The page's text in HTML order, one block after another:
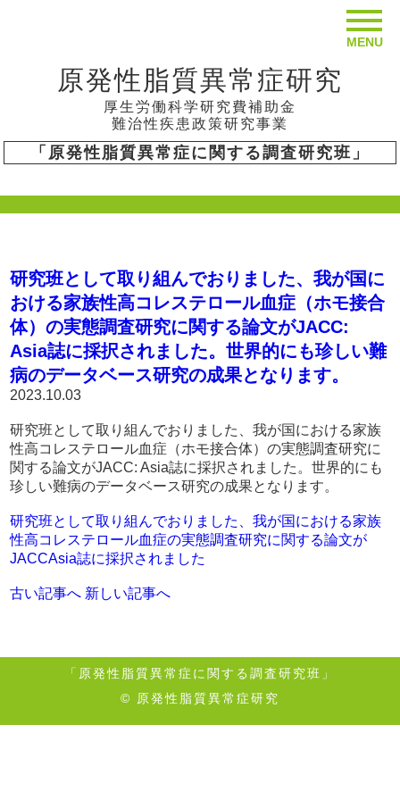
MENU
原発性脂質異常症研究
厚生労働科学研究費補助金
難治性疾患政策研究事業
「原発性脂質異常症に関する調査研究班」
研究班として取り組んでおりました、我が国に
おける家族性高コレステロール血症（ホモ接合
体）の実態調査研究に関する論文がJACC:
Asia誌に採択されました。世界的にも珍しい難
病のデータベース研究の成果となります。
2023.10.03
研究班として取り組んでおりました、我が国における家族
性高コレステロール血症（ホモ接合体）の実態調査研究に
関する論文がJACC: Asia誌に採択されました。世界的にも
珍しい難病のデータベース研究の成果となります。
研究班として取り組んでおりました、我が国における家族
性高コレステロール血症の実態調査研究に関する論文が
JACCAsia誌に採択されました
古い記事へ 新しい記事へ
「原発性脂質異常症に関する調査研究班」
© 原発性脂質異常症研究